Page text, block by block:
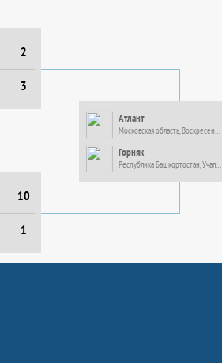
2
3
10
1
Атлант
Московская область, Воскресенск г.
Горняк
Республика Башкортостан, Учалы г.